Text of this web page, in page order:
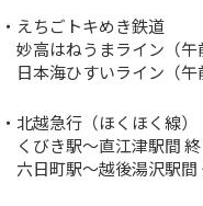
・えちごトキめき鉄道
妙高はねうまライン（午
日本海ひすいライン（午
・北越急行（ほくほく線）
くびき駅～直江津駅間
六日町駅～越後湯沢駅間